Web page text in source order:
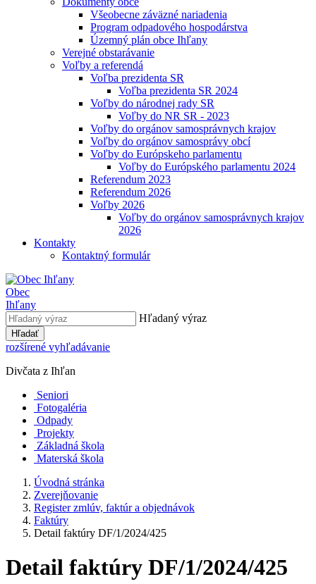
Všeobecne záväzné nariadenia
Program odpadového hospodárstva
Územný plán obce Ihľany
Verejné obstarávanie
Voľby a referendá
Voľba prezidenta SR
Voľba prezidenta SR 2024
Voľby do národnej rady SR
Voľby do NR SR - 2023
Voľby do orgánov samosprávnych krajov
Voľby do orgánov samosprávy obcí
Voľby do Európskeho parlamentu
Voľby do Európského parlamentu 2024
Referendum 2023
Referendum 2026
Voľby 2026
Voľby do orgánov samosprávnych krajov
2026
Kontakty
Kontaktný formulár
Obec
Ihľany
Hľadaný výraz
Hľadať
rozšírené vyhľadávanie
Divčata z Ihľan
Seniori
Fotogaléria
Odpady
Projekty
Základná škola
Materská škola
Úvodná stránka
Zverejňovanie
Register zmlúv, faktúr a objednávok
Faktúry
Detail faktúry DF/1/2024/425
Detail faktúry DF/1/2024/425